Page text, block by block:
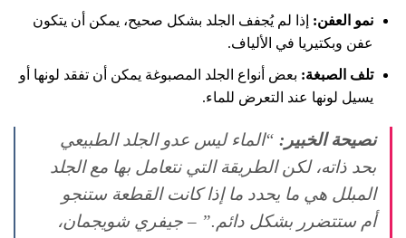
نمو العفن: إذا لم يُجفف الجلد بشكل صحيح، يمكن أن يتكون
عفن وبكتيريا في الألياف.
تلف الصبغة: بعض أنواع الجلد المصبوغة يمكن أن تفقد لونها أو
يسيل لونها عند التعرض للماء.
نصيحة الخبير: “الماء ليس عدو الجلد الطبيعي
بحد ذاته، لكن الطريقة التي نتعامل بها مع الجلد
المبلل هي ما يحدد ما إذا كانت القطعة ستنجو
أم ستتضرر بشكل دائم.” – جيفري شويجمان،